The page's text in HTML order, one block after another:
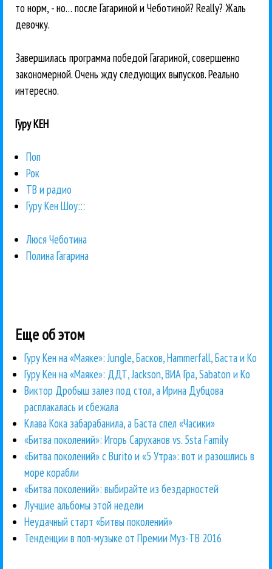
то норм, - но… после Гагариной и Чеботиной? Really? Жаль
девочку.
Завершилась программа победой Гагариной, совершенно
закономерной. Очень жду следующих выпусков. Реально
интересно.
Гуру КЕН
Поп
Рок
ТВ и радио
Гуру Кен Шоу:::
Люся Чеботина
Полина Гагарина
Еще об этом
Гуру Кен на «Маяке»: Jungle, Басков, Hammerfall, Баста и Ко
Гуру Кен на «Маяке»: ДДТ, Jackson, ВИА Гра, Sabaton и Ко
Виктор Дробыш залез под стол, а Ирина Дубцова
расплакалась и сбежала
Клава Кока забарабанила, а Баста спел «Часики»
«Битва поколений»: Игорь Саруханов vs. 5sta Family
«Битва поколений» с Burito и «5 Утра»: вот и разошлись в
море корабли
«Битва поколений»: выбирайте из бездарностей
Лучшие альбомы этой недели
Неудачный старт «Битвы поколений»
Тенденции в поп-музыке от Премии Муз-ТВ 2016